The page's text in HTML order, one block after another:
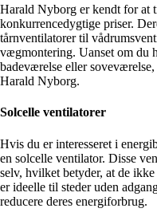
Harald Nyborg er kendt for at
konkurrencedygtige priser.
tårnventilatorer til
vægmontering. Uanset om du
badeværelse eller
Harald Nyborg.
Solcelle ventilatorer
Hvis du er interesseret i
en solcelle ventilator. Disse
selv, hvilket betyder, at de
er ideelle til steder uden
reducere deres energiforbrug.